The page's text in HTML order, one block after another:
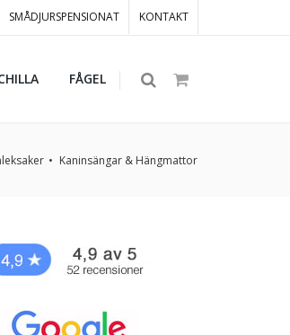
SMÅDJURSPENSIONAT KONTAKT
FÅGEL
Kaninsängar & Hängmattor